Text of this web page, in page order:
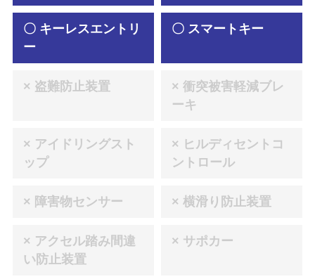
〇 キーレスエントリ
ー
〇 スマートキー
× 盗難防止装置
× 衝突被害軽減ブレ
ーキ
× アイドリングスト
ップ
× ヒルディセントコ
ントロール
× 障害物センサー × 横滑り防止装置
× アクセル踏み間違
い防止装置
× サポカー